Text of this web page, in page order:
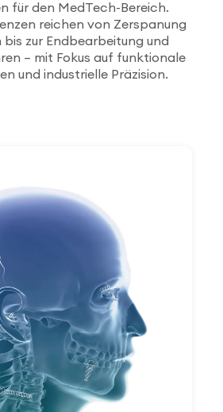
für den MedTech-Bereich.
reichen von Zerspanung
bis zur Endbearbeitung und
– mit Fokus auf funktionale
und industrielle Präzision.